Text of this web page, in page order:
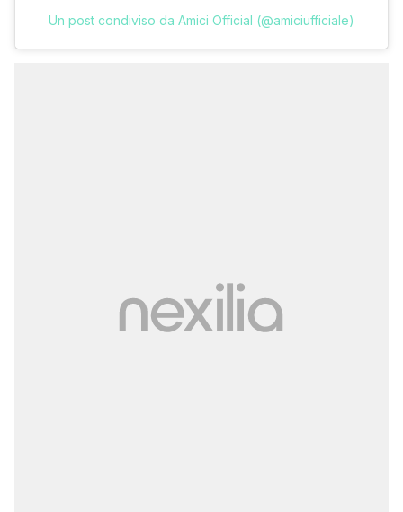
Un post condiviso da Amici Official (@amiciufficiale)